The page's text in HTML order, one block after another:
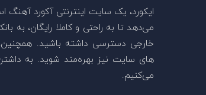
ایکورد، یک سایت اینترنتی آکورد آهنگ
می‌دهد تا به راحتی و کاملا رایگان، به
خارجی دسترسی داشته باشید.
های سایت نیز بهره‌مند شوید. به
می‌کنیم.